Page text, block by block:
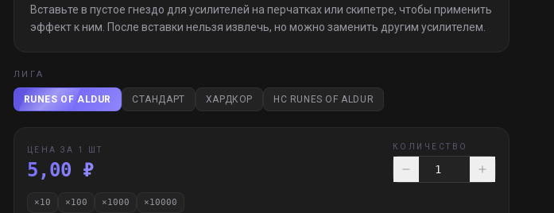
Вставьте в пустое гнездо для усилителей на перчатках или скипетре, чтобы применить
эффект к ним. После вставки нельзя извлечь, но можно заменить другим усилителем.
ЛИГА
RUNES OF ALDUR СТАНДАРТ ХАРДКОР HC RUNES OF ALDUR
ЦЕНА ЗА 1 ШТ
5,00 ₽
КОЛИЧЕСТВО
×10 ×100 ×1000 ×10000